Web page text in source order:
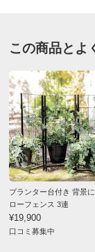
■日本製
この商品とよ
プランター台付き 背景
ローフェンス 3連
¥19,900
口コミ募集中